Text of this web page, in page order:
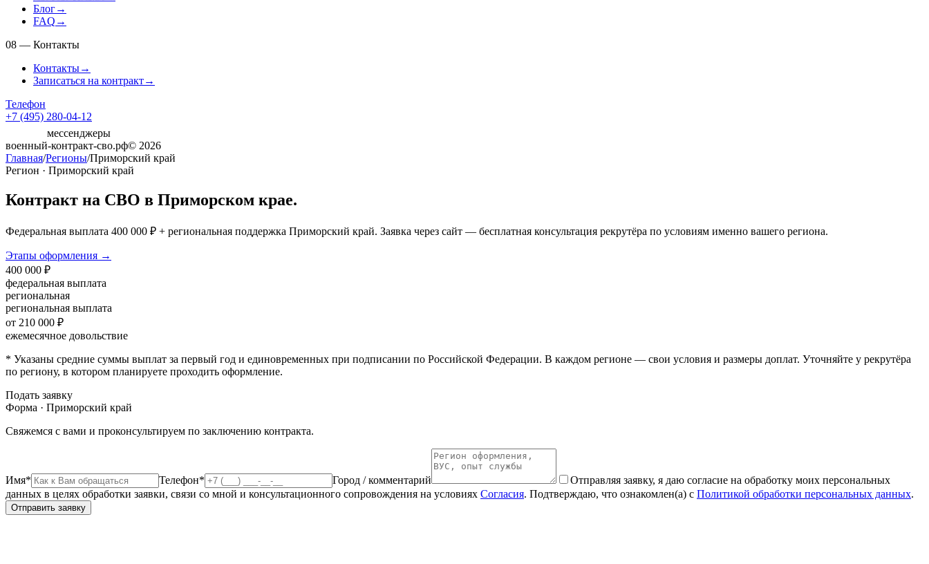
Блог→
FAQ →
08 — Контакты
Контакты→
Записаться на контракт→
Телефон
+7 (495) 280-04-12
мессенджеры
военный-контракт-сво.рф© 2026
Главная/Регионы/Приморский край
Регион · Приморский край
Контракт на СВО в Приморском крае.
Федеральная выплата 400 000 ₽ + региональная поддержка Приморский край. Заявка через сайт — бесплатная консультация рекрутёра по условиям именно вашего региона.
Этапы оформления →
400 000 ₽
федеральная выплата
региональная
региональная выплата
от 210 000 ₽
ежемесячное довольствие
* Указаны средние суммы выплат за первый год и единовременных при подписании по Российской Федерации. В каждом регионе — свои условия и размеры доплат. Уточняйте у рекрутёра
по региону, в котором планируете проходить оформление.
Подать заявку
Форма · Приморский край
Свяжемся с вами и проконсультируем по заключению контракта.
Имя* Телефон* Город / комментарий
Отправляя заявку, я даю согласие на обработку моих персональных
данных в целях обработки заявки, связи со мной и консультационного сопровождения на условиях Согласия. Подтверждаю, что ознакомлен(а) с Политикой обработки персональных данных.
Отправить заявку